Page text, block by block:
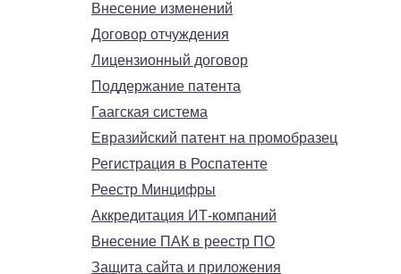
Внесение изменений
Договор отчуждения
Лицензионный договор
Поддержание патента
Гаагская система
Евразийский патент на промобразец
Регистрация в Роспатенте
Реестр Минцифры
Аккредитация ИТ-компаний
Внесение ПАК в реестр ПО
Защита сайта и приложения